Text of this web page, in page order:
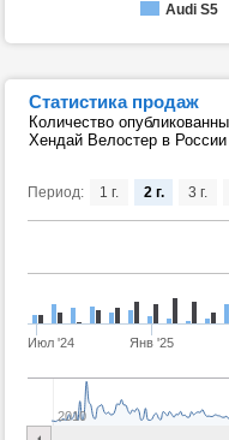
Audi S5
Статистика продаж
Количество
Хендай Велостер в России
Период:
Июл '24 Янв '25
2010
1 г. 2 г. 3 г.